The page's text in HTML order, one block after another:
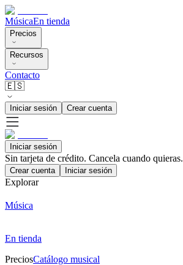
MúsicaEn tienda
Precios
Recursos
Contacto
🇪🇸
Iniciar sesión Crear cuenta
Iniciar sesión
Sin tarjeta de crédito. Cancela cuando quieras.
Crear cuenta Iniciar sesión
Explorar
Música
En tienda
PreciosCatálogo musical